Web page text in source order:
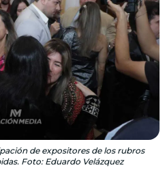
de expositores de los rubros
Foto: Eduardo Velázquez